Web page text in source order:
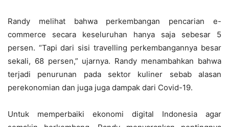
Randy melihat bahwa perkembangan pencarian e-
commerce secara keseluruhan hanya saja sebesar 5
persen. “Tapi dari sisi travelling perkembangannya besar
sekali, 68 persen,” ujarnya. Randy menambahkan bahwa
terjadi penurunan pada sektor kuliner sebab alasan
perekonomian dan juga juga dampak dari Covid-19.
Untuk memperbaiki ekonomi digital Indonesia agar